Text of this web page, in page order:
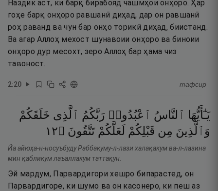
Наздик аст, ки барқ бирабояд чашмҳои онҳоро. Ҳар
гоҳе барқ онҳоро равшанӣ диҳад, дар он равшанӣ
роҳ раванд ва чун бар онҳо торикӣ диҳад, биистанд.
Ва агар Аллоҳ мехост шунавоии онҳоро ва биноии
онҳоро дур месохт, зеро Аллоҳ бар ҳама чиз
тавоност.
2:20 тафсир
يَـٰٓأَيُّهَا ٱلنَّاسُ ٱعْبُدُوا۟ رَبَّكُمُ ٱلَّذِى خَلَقَكُمْ
وَٱلَّذِينَ مِن قَبْلِكُمْ لَعَلَّكُمْ تَتَّقُونَ ۝٢١
Йа айюҳа-н-носуъбуду Раббакуму-л-лази халақакум ва-л-лазина
мин қабликум лаъаллакум таттақун.
Эй мардум, Парвардигори хешро бипарастед, он
Парвардигоре, ки шумо ва он касонеро, ки пеш аз